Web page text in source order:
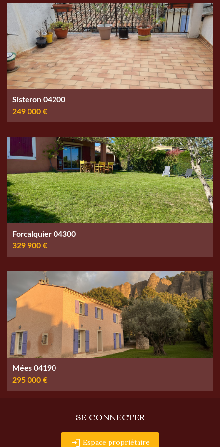
Sisteron 04200
249 000 €
Forcalquier 04300
329 900 €
Mées 04190
295 000 €
SE CONNECTER
Espace propriétaire